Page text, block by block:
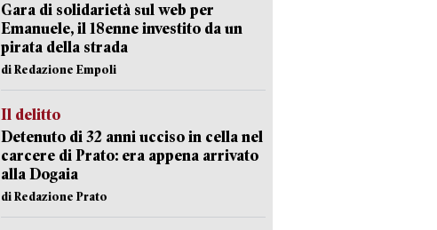
Gara di solidarietà sul web per
Emanuele, il 18enne investito da un
pirata della strada
di Redazione Empoli
Il delitto
Detenuto di 32 anni ucciso in cella nel
carcere di Prato: era appena arrivato
alla Dogaia
di Redazione Prato